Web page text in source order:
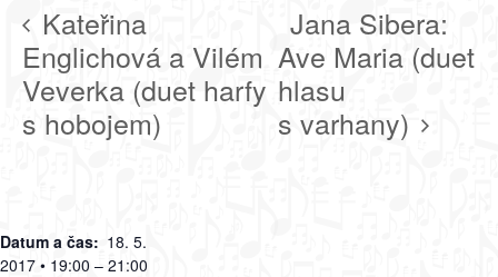
Kateřina
Englichová a Vilém
Veverka (duet harfy
s hobojem)
Jana Sibera:
Ave Maria (duet
hlasu
s varhany)
Datum a čas: 18. 5.
2017 • 19:00 – 21:00